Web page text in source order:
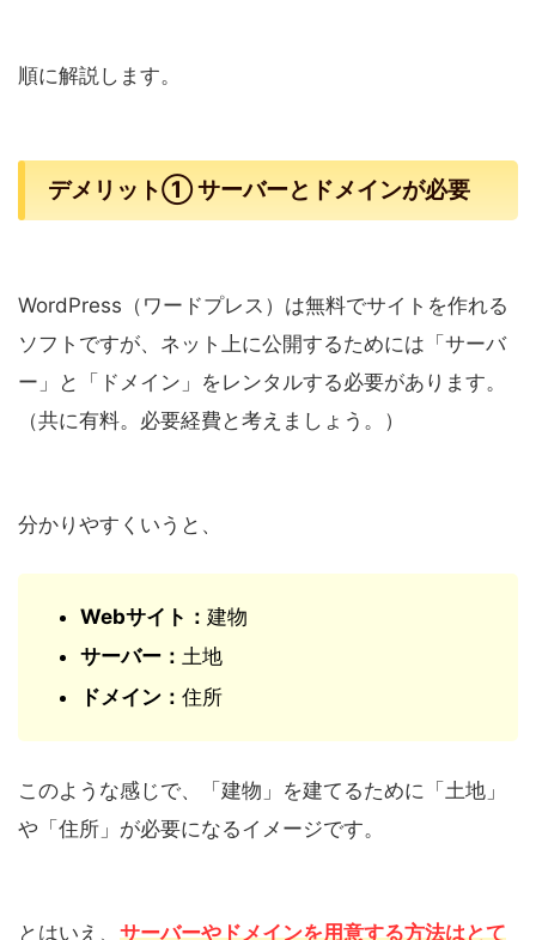
順に解説します。
デメリット① サーバーとドメインが必要
WordPress（ワードプレス）は無料でサイトを作れる
ソフトですが、ネット上に公開するためには「サーバ
ー」と「ドメイン」をレンタルする必要があります。
（共に有料。必要経費と考えましょう。）
分かりやすくいうと、
Webサイト： 建物
サーバー： 土地
ドメイン： 住所
このような感じで、「建物」を建てるために「土地」
や「住所」が必要になるイメージです。
とはいえ、 サーバーやドメインを用意する方法はとて